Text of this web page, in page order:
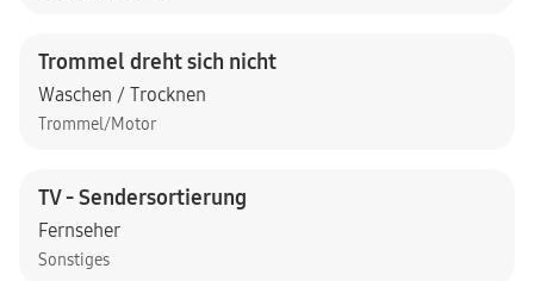
Trommel dreht sich nicht
Waschen / Trocknen
Trommel/Motor
TV - Sendersortierung
Fernseher
Sonstiges